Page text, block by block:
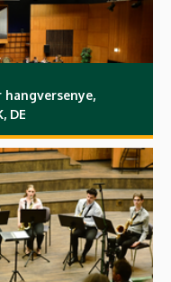
hangversenye,
DE